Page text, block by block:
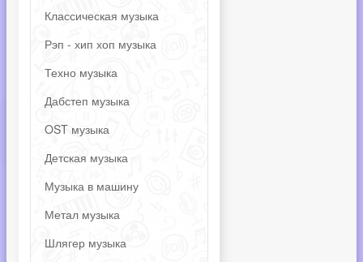
Классическая музыка
Рэп - хип хоп музыка
Техно музыка
Дабстеп музыка
OST музыка
Детская музыка
Музыка в машину
Метал музыка
Шлягер музыка